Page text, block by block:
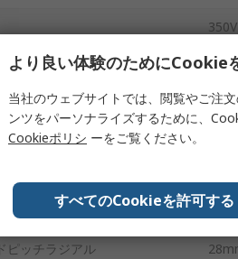
350V
射状 アキ
ロジー 薄膜
ズ
格
度 Min -55°C
ピッチラジアル
より良い体験のためにCookie
当社のウェブサイトでは、閲覧やご注
ンツをパーソナライズするために、
Cookieポリシ ーをご覧ください。
すべてのCookieを許可する